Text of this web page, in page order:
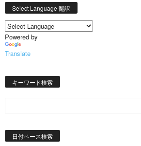
Select Language 翻訳
Powered by
Translate
キーワード検索
日付ベース検索